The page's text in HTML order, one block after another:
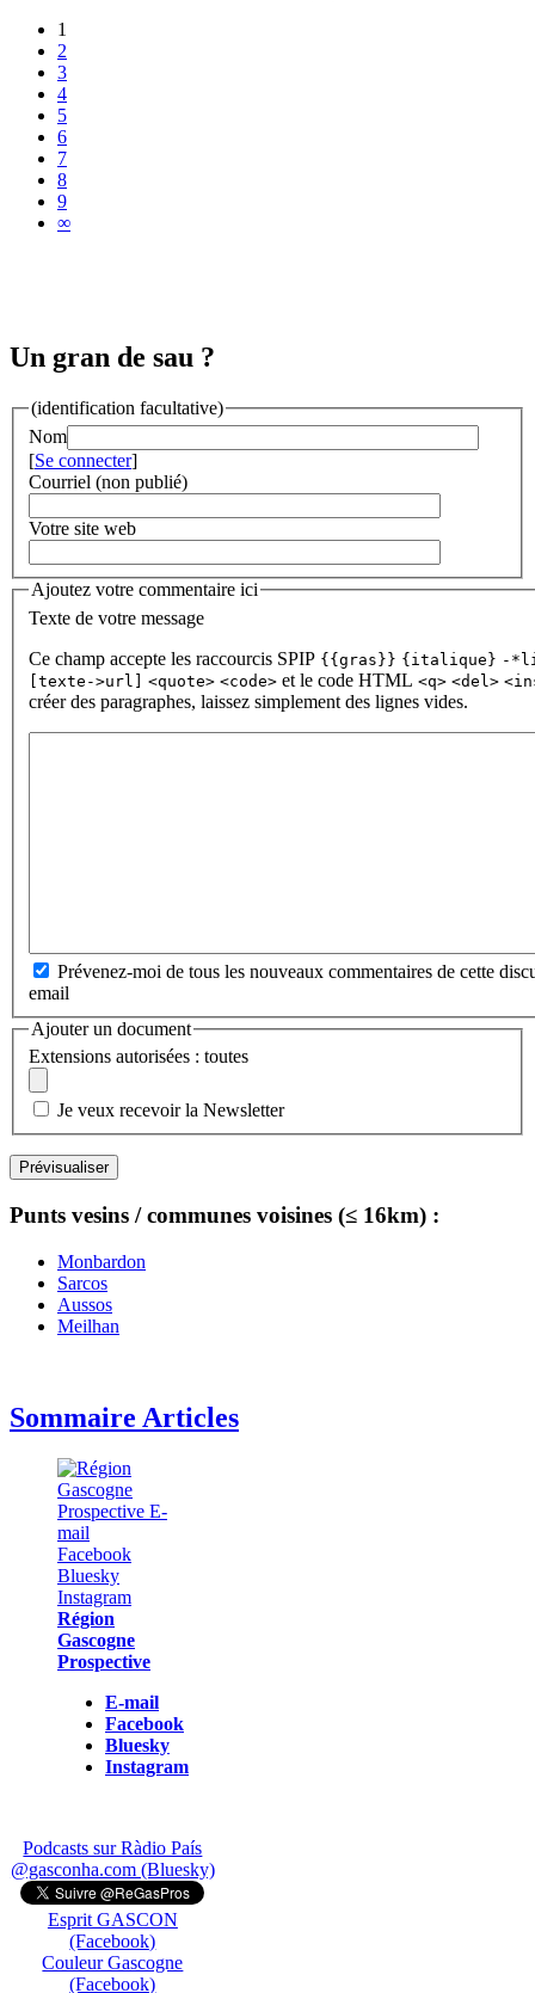
1
2
3
4
5
6
7
8
9
∞
Un gran de sau ?
(identification facultative)
Nom
[Se connecter]
Courriel (non publié)
Votre site web
Ajoutez votre commentaire ici
Texte de votre message
Ce champ accepte les raccourcis SPIP {{gras}} {italique} -
[texte->url] <quote> <code> et le code HTML <q> <del>
créer des paragraphes, laissez simplement des lignes vides.
Prévenez-moi de tous les nouveaux commentaires de cette
email
Ajouter un document
Extensions autorisées : toutes
Je veux recevoir la Newsletter
Punts vesins / communes voisines (≤ 16km) :
Monbardon
Sarcos
Aussos
Meilhan
Sommaire Articles
Région
Gascogne
Prospective
E-mail
Facebook
Bluesky
Instagram
Podcasts sur Ràdio País
@gasconha.com (Bluesky)
Esprit GASCON
(Facebook)
Couleur Gascogne
(Facebook)